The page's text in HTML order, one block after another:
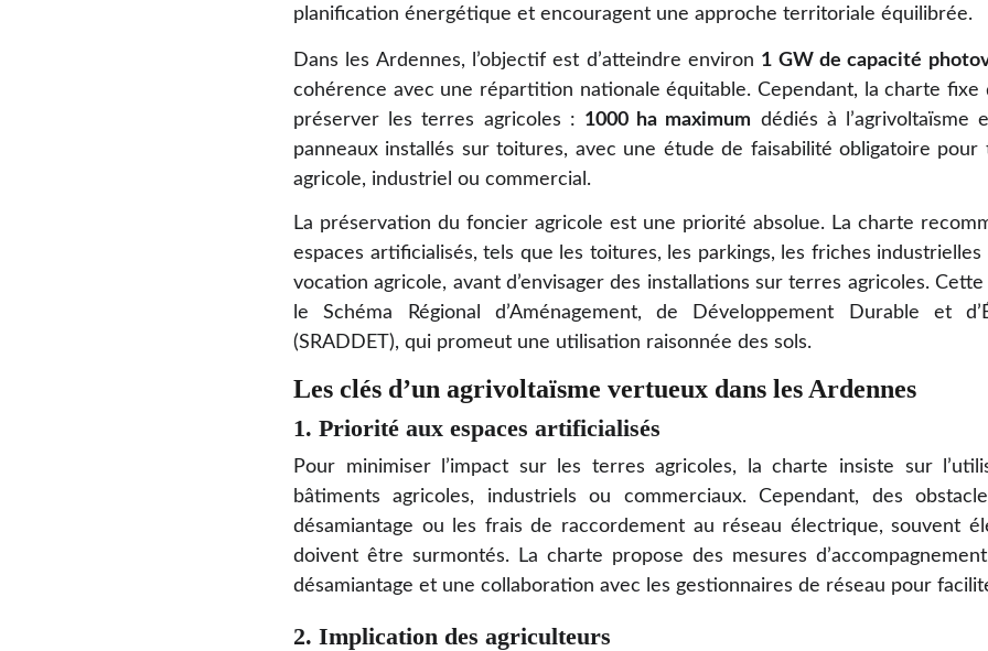
planification énergétique et encouragent une approche territoriale équilibrée.
Dans les Ardennes, l’objectif est d’atteindre environ 1 GW de capacité
cohérence avec une répartition nationale équitable. Cependant, la charte fixe
préserver les terres agricoles : 1000 ha maximum dédiés à l’agrivoltaïsme
panneaux installés sur toitures, avec une étude de faisabilité obligatoire
agricole, industriel ou commercial.
La préservation du foncier agricole est une priorité absolue. La charte
espaces artificialisés, tels que les toitures, les parkings, les friches industrielles
vocation agricole, avant d’envisager des installations sur terres agricoles. Cette
le Schéma Régional d’Aménagement, de Développement Durable et
(SRADDET), qui promeut une utilisation raisonnée des sols.
Les clés d’un agrivoltaïsme vertueux dans les Ardennes
1. Priorité aux espaces artificialisés
Pour minimiser l’impact sur les terres agricoles, la charte insiste sur
bâtiments agricoles, industriels ou commerciaux. Cependant, des
désamiantage ou les frais de raccordement au réseau électrique, souvent
doivent être surmontés. La charte propose des mesures
désamiantage et une collaboration avec les gestionnaires de réseau pour
2. Implication des agriculteurs